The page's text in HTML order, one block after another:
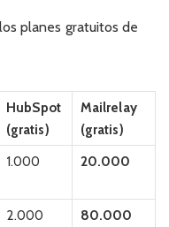
planes gratuitos de
HubSpot
(gratis)
Mailrelay
(gratis)
1.000 20.000
2.000
80.000